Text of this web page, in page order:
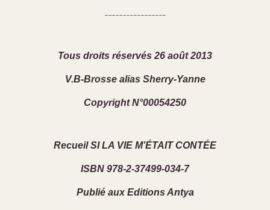
-----------------
Tous droits réservés 26 août 2013
V.B-Brosse alias Sherry-Yanne
Copyright N°00054250
Recueil SI LA VIE M’ÉTAIT CONTÉE
ISBN 978-2-37499-034-7
Publié aux Editions Antya